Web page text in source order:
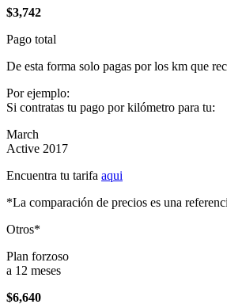
$3,742
Pago total
De esta forma solo pagas por los km que
Por ejemplo:
Si contratas tu pago por kilómetro para tu:
March
Active 2017
Encuentra tu tarifa aqui
*La comparación de precios es una
Otros*
Plan forzoso
a 12 meses
$6,640